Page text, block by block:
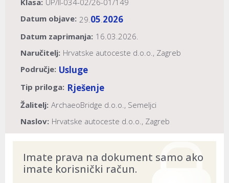
Klasa: UP/II-034-02/26-01/149
Datum objave: 29.05.2026
Datum zaprimanja: 16.03.2026.
Naručitelj: Hrvatske autoceste d.o.o., Zagreb
Područje: Usluge
Tip priloga: Rješenje
Žalitelj: ArchaeoBridge d.o.o., Semeljci
Naslov: Hrvatske autoceste d.o.o., Zagreb
Imate prava na dokument samo ako
imate korisnički račun.